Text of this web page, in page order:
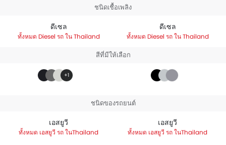
ชนิดเชื้อเพลิง
ดีเซล
Diesel รถ ใน Thailand
ดีเซล
Diesel รถ ใน Thailand
สีที่มีให้เลือก
+1
ชนิดของรถยนต์
เอสยูวี
เอสยูวี รถ ในThailand
เอสยูวี
เอสยูวี รถ ในThailand